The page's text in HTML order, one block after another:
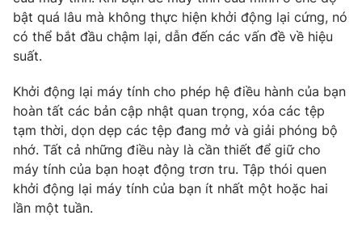
Phim VTV
Hậu trường
Nhân vật
Khán giả
Giải sao mai
Giải trí
Điện ảnh
Âm nhạc
Sao
Du lịch
Làm đẹp
Chất lượng cuộc sống
Giáo dục
Tuyển sinh
Học trực tuyến
Công nghệ
Hitech Công nghệ tương lai
Giao lưu trực tuyến
bật quá lâu mà không thực hiện khởi động lại cứng, nó
có thể bắt đầu chậm lại, dẫn đến các vấn đề về hiệu
suất.
Khởi động lại máy tính cho phép hệ điều hành của bạn
hoàn tất các bản cập nhật quan trọng, xóa các tệp
tạm thời, dọn dẹp các tệp đang mở và giải phóng bộ
nhớ. Tất cả những điều này là cần thiết để giữ cho
máy tính của bạn hoạt động trơn tru. Tập thói quen
khởi động lại máy tính của bạn ít nhất một hoặc hai
lần một tuần.